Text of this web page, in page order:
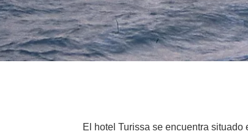
El hotel Turissa se encuentra